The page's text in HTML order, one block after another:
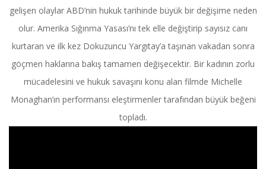
gelişen olaylar ABD’nin hukuk tarihinde büyük bir değişime neden
olur. Amerika Sığınma Yasası’nı tek elle değiştirip sayısız canı
kurtaran ve ilk kez Dokuzuncu Yargıtay’a taşınan vakadan sonra
göçmen haklarına bakış tamamen değişecektir. Bir kadının zorlu
mücadelesini ve hukuk savaşını konu alan filmde Michelle
Monaghan’ın performansı eleştirmenler tarafından büyük beğeni
topladı.